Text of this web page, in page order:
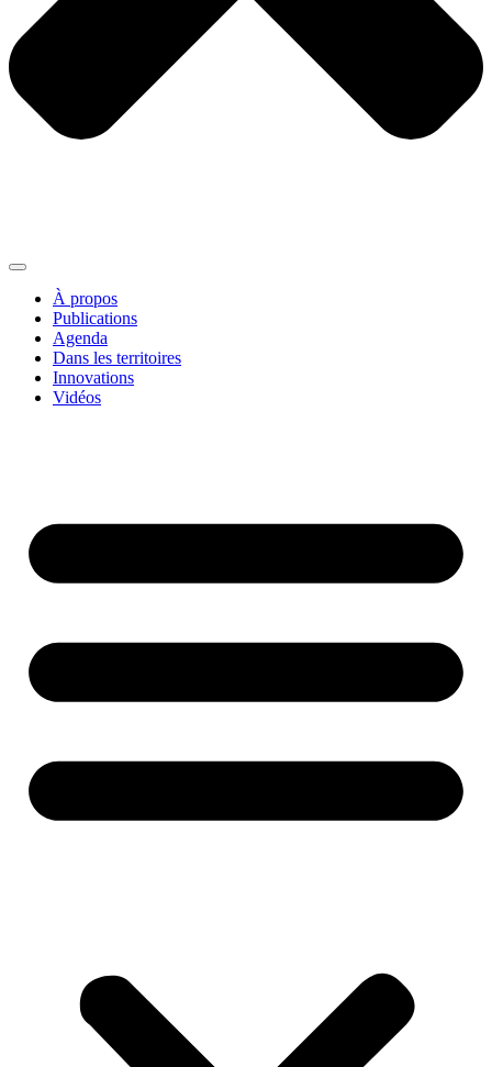
À propos
Publications
Agenda
Dans les territoires
Innovations
Vidéos